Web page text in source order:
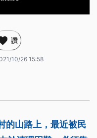
讚
10/26 15:58
的山路上，最近被民